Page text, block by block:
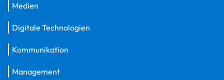
Medien
Digitale Technologien
Kommunikation
Management